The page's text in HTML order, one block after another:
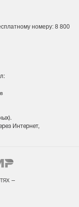
).
Интернет,
номеру: 8 800
–